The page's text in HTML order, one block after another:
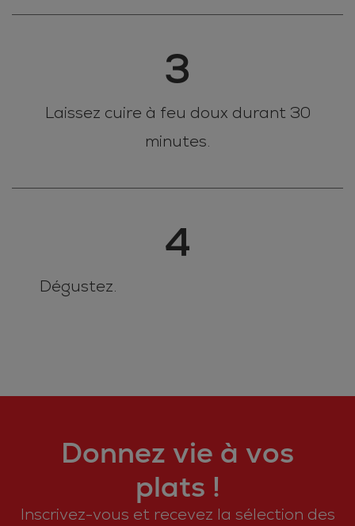
3
Laissez cuire à feu doux durant 30
minutes.
4
Dégustez.
Donnez vie à vos
plats !
Inscrivez-vous et recevez la sélection des